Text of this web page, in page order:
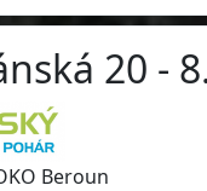
20 -
Beroun